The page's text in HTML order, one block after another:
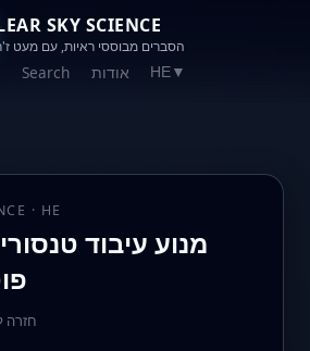
SKY SCIENCE
הסברים מבוססי ראיות, עם מעט
Search אודות HE▼
· HE
מנוע עיבוד
חזרה